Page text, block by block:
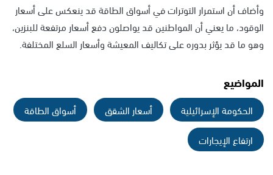
وأضاف أن استمرار التوترات في أسواق الطاقة قد ينعكس على أسعار
الوقود، ما يعني أن المواطنين قد يواصلون دفع أسعار مرتفعة للبنزين،
وهو ما قد يؤثر بدوره على تكاليف المعيشة وأسعار السلع المختلفة.
المواضيع
الحكومة الإسرائيلية أسعار الشقق
أسواق الطاقة
ارتفاع الإيجارات